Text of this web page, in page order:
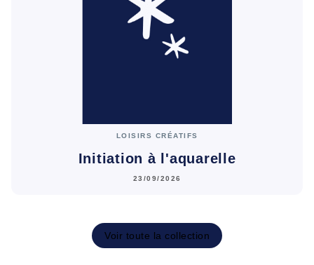
LOISIRS CRÉATIFS
Initiation à l'aquarelle
23/09/2026
Voir toute la collection